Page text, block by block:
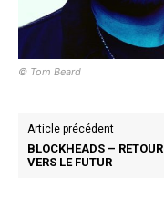
© Tom Beard
Article précédent
BLOCKHEADS – RETOUR
VERS LE FUTUR